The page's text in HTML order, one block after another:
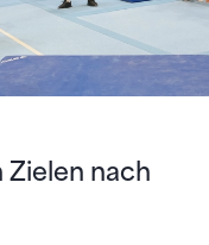
Zielen nach